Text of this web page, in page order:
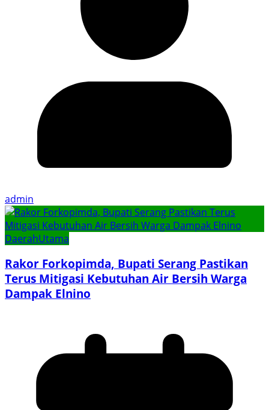
admin
DaerahUtama
Rakor Forkopimda, Bupati Serang Pastikan
Terus Mitigasi Kebutuhan Air Bersih Warga
Dampak Elnino